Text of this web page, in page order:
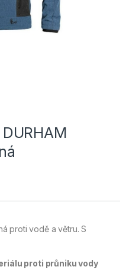
proti vodě a větru. S
proti průniku vody